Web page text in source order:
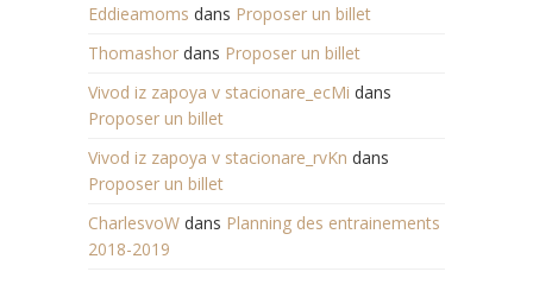
Eddieamoms dans Proposer un billet
Thomashor dans Proposer un billet
Vivod iz zapoya v stacionare_ecMi dans
Proposer un billet
Vivod iz zapoya v stacionare_rvKn dans
Proposer un billet
CharlesvoW dans Planning des entrainements
2018-2019